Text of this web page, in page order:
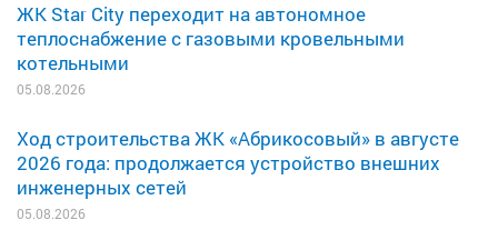
ЖК Star City переходит на автономное
теплоснабжение с газовыми кровельными
котельными
05.08.2026
Ход строительства ЖК «Абрикосовый» в августе
2026 года: продолжается устройство внешних
инженерных сетей
05.08.2026